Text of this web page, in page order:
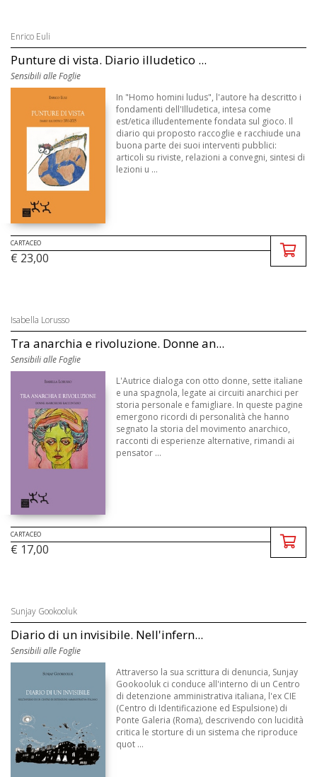
Enrico Euli
Punture di vista. Diario illudetico ...
Sensibili alle Foglie
In "Homo homini ludus", l'autore ha descritto i
fondamenti dell'Illudetica, intesa come
est/etica illudentemente fondata sul gioco. Il
diario qui proposto raccoglie e racchiude una
buona parte dei suoi interventi pubblici:
articoli su riviste, relazioni a convegni, sintesi di
lezioni u ...
CARTACEO
€ 23,00
Isabella Lorusso
Tra anarchia e rivoluzione. Donne an...
Sensibili alle Foglie
L'Autrice dialoga con otto donne, sette italiane
e una spagnola, legate ai circuiti anarchici per
storia personale e famigliare. In queste pagine
emergono ricordi di personalità che hanno
segnato la storia del movimento anarchico,
racconti di esperienze alternative, rimandi ai
pensator ...
CARTACEO
€ 17,00
Sunjay Gookooluk
Diario di un invisibile. Nell'infern...
Sensibili alle Foglie
Attraverso la sua scrittura di denuncia, Sunjay
Gookooluk ci conduce all'interno di un Centro
di detenzione amministrativa italiana, l'ex CIE
(Centro di Identificazione ed Espulsione) di
Ponte Galeria (Roma), descrivendo con lucidità
critica le storture di un sistema che riproduce
quot ...